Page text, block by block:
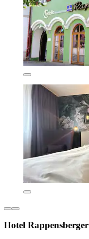
Hotel Rappensberger